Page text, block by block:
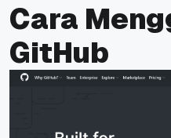
Cara
GitHub